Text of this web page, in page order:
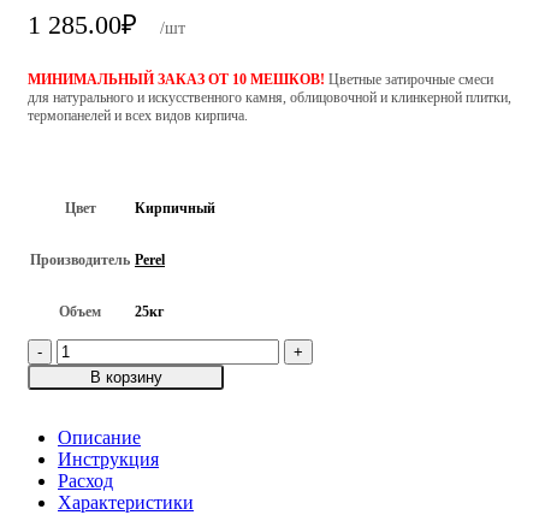
1 285.00₽ /шт
МИНИМАЛЬНЫЙ ЗАКАЗ ОТ 10 МЕШКОВ! Цветные затирочные смеси
для натурального и искусственного камня, облицовочной и клинкерной плитки,
термопанелей и всех видов кирпича.
Цвет Кирпичный
Производитель Perel
Объем 25кг
Количество
товара
Цветная
смесь
Perel
RL,
Кирпичный,
В корзину
Описание
Инструкция
Расход
Характеристики